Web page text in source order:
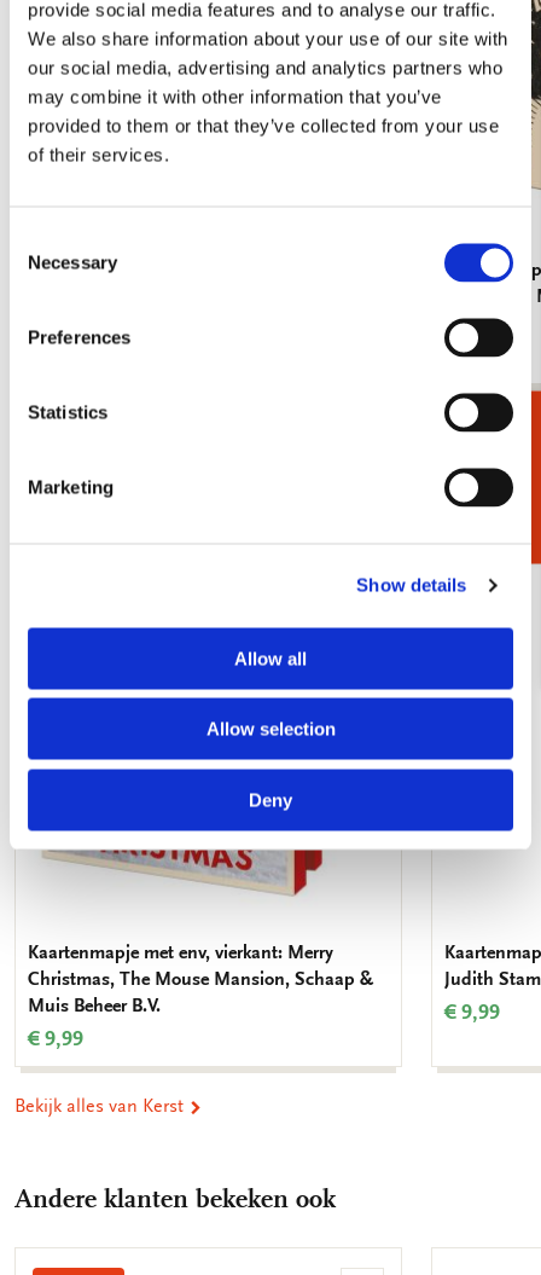
provide social media features and to analyse our traffic.
We also share information about your use of our site with
our social media, advertising and analytics partners who
may combine it with other information that you’ve
provided to them or that they’ve collected from your use
of their services.
Selection
Necessary
Preferences
Statistics
Marketing
Show details
Allow all
Allow selection
Deny
Kaartenmapje met env, klein: Cornelius van
Fitzwilliam
€ 8,99
Bekijk alles van The Fitzwilliam Museum
Meer van Kerst
Toevoegen
verlanglijst
Kaartenmapje met env, vierkant: Merry
Christmas, The Mouse Mansion, Schaap &
Muis Beheer B.V.
€ 9,99
Judith Stam
€ 9,99
Bekijk alles van Kerst
Andere klanten bekeken ook
Cadeaukiezer